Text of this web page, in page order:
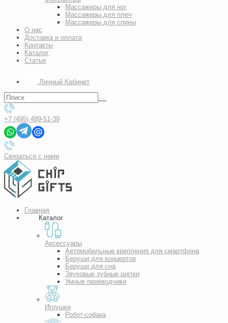
Массажеры для ног
Массажеры для плеч
Массажеры для спины
О нас
Доставка и оплата
Контакты
Каталог
Статьи
Личный Кабинет
+7 (495) 489-51-39
Связаться с нами
Главная
Каталог
Аксессуары
Автомобильные крепления для смартфона
Беруши для концертов
Беруши для сна
Звуковые зубные щетки
Умные переводчики
Игрушки
Робот-собака